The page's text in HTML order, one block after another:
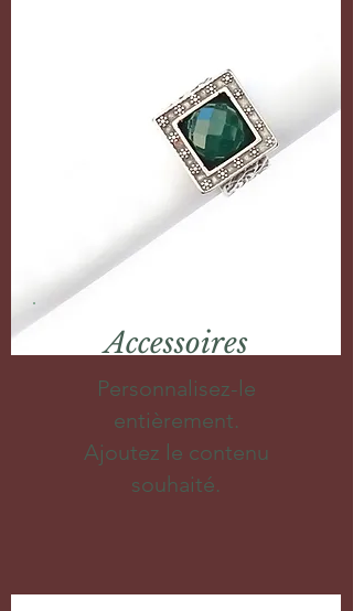
Accessoires
Personnalisez-le
entièrement.
Ajoutez le contenu
souhaité.